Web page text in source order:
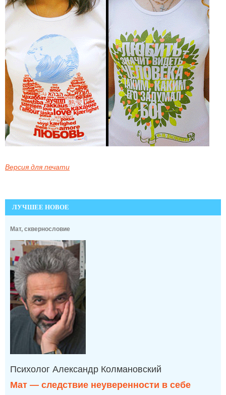
Версия для печати
ЛУЧШЕЕ НОВОЕ
Мат, сквернословие
Психолог Александр Колмановский
Мат — следствие неуверенности в себе